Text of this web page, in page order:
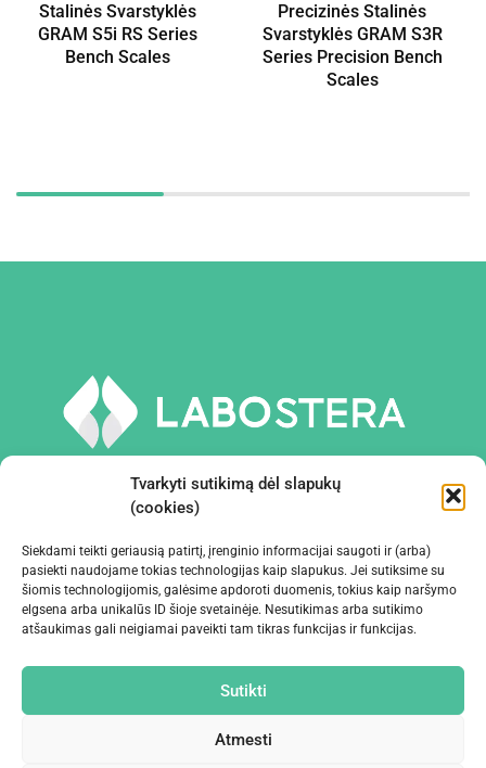
Tvarkyti sutikimą dėl slapukų
(cookies)
Siekdami teikti geriausią patirtį, įrenginio informacijai saugoti ir (arba)
pasiekti naudojame tokias technologijas kaip slapukus. Jei sutiksime su
šiomis technologijomis, galėsime apdoroti duomenis, tokius kaip naršymo
elgsena arba unikalūs ID šioje svetainėje. Nesutikimas arba sutikimo
atšaukimas gali neigiamai paveikti tam tikras funkcijas ir funkcijas.
Sutikti
Atmesti
Stalinės Svarstyklės
GRAM S5i RS Series
Bench Scales
Precizinės Stalinės
Svarstyklės GRAM S3R
Series Precision Bench
Scales
PRIEMONĖS IR ĮRANGA
ĮMONĖ